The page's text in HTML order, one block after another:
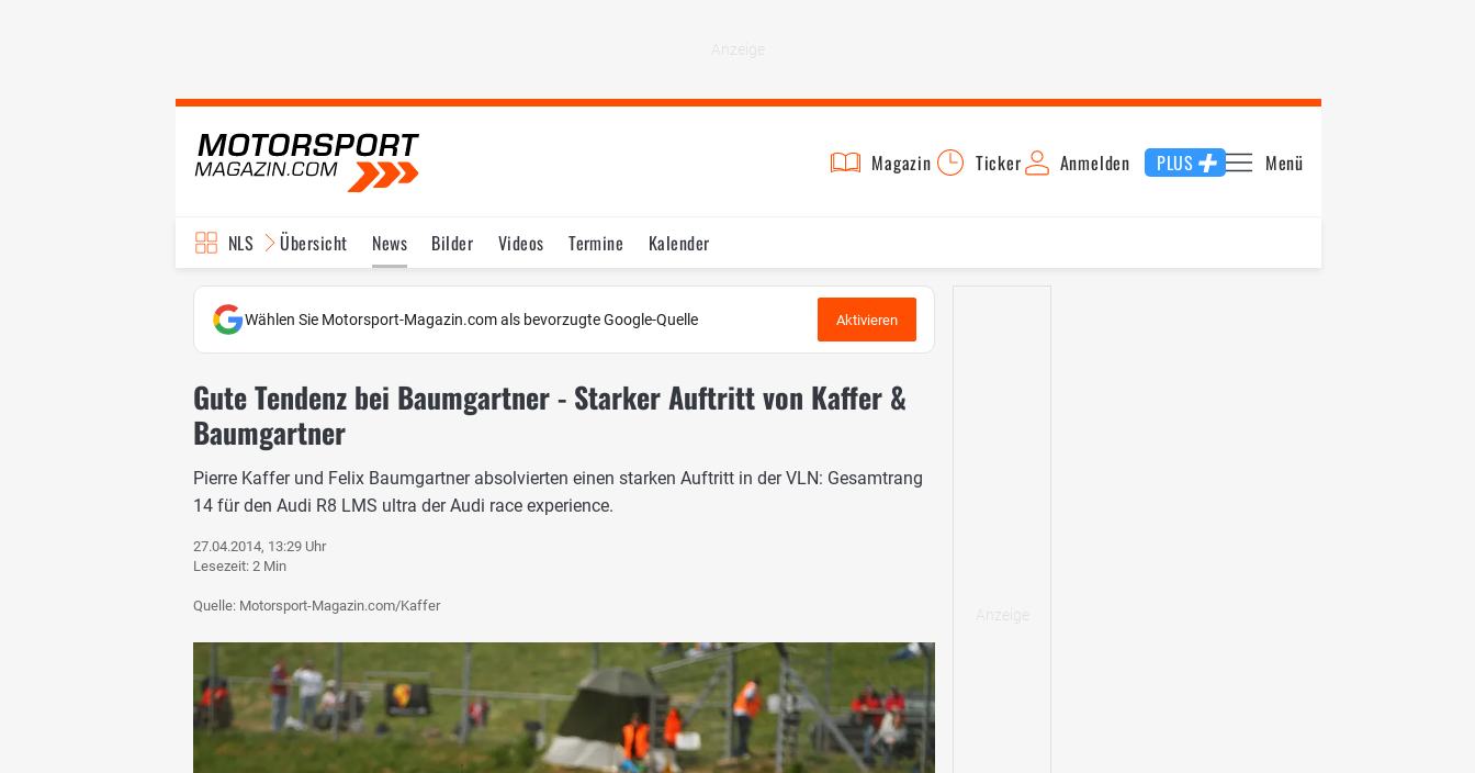
Magazin Ticker Anmelden PLUS Menü
NLS Übersicht News Bilder Videos Termine Kalender
Wählen Sie Motorsport-Magazin.com als bevorzugte Google-Quelle Aktivieren
Gute Tendenz bei Baumgartner - Starker Auftritt von Kaffer &
Baumgartner
Pierre Kaffer und Felix Baumgartner absolvierten einen starken Auftritt in der VLN: Gesamtrang
14 für den Audi R8 LMS ultra der Audi race experience.
27.04.2014, 13:29 Uhr
Lesezeit: 2 Min
Quelle: Motorsport-Magazin.com/Kaffer